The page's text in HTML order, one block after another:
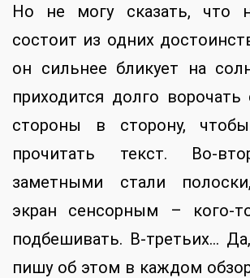
Но не могу сказать, что
состоит из одних
он сильнее бликует на
приходится долго
стороны в сторону,
прочитать текст. Во-
заметными стали
экран сенсорным – кого-
подбешивать. В-третьих…
пишу об этом в каждом